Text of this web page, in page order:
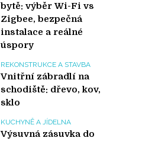
bytě: výběr Wi-Fi vs
Zigbee, bezpečná
instalace a reálné
úspory
REKONSTRUKCE A STAVBA
Vnitřní zábradlí na
schodiště: dřevo, kov,
sklo
KUCHYNĚ A JÍDELNA
Výsuvná zásuvka do